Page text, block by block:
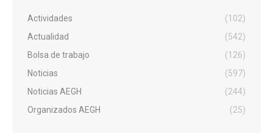
Actividades
(102)
Actualidad
(542)
Bolsa de trabajo
(126)
Noticias
(597)
Noticias AEGH
(244)
Organizados AEGH
(25)